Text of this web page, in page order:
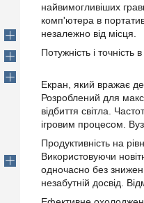
найвимогливіших
комп'ютера в
незалежно від місця.
Потужність і точність
Екран, який вражає
Розроблений для
відбиття світла.
ігровим процесом.
Продуктивність на
Використовуючи
одночасно без
незабутній досвід.